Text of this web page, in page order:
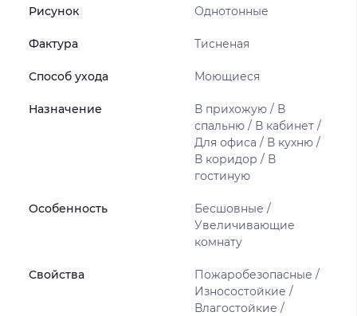
Рисунок Однотонные
Фактура Тисненая
Способ ухода Моющиеся
Назначение
В прихожую / В
спальню / В кабинет /
Для офиса / В кухню /
В коридор / В
гостиную
Особенность
Бесшовные /
Увеличивающие
комнату
Свойства
Пожаробезопасные /
Износостойкие /
Влагостойкие /